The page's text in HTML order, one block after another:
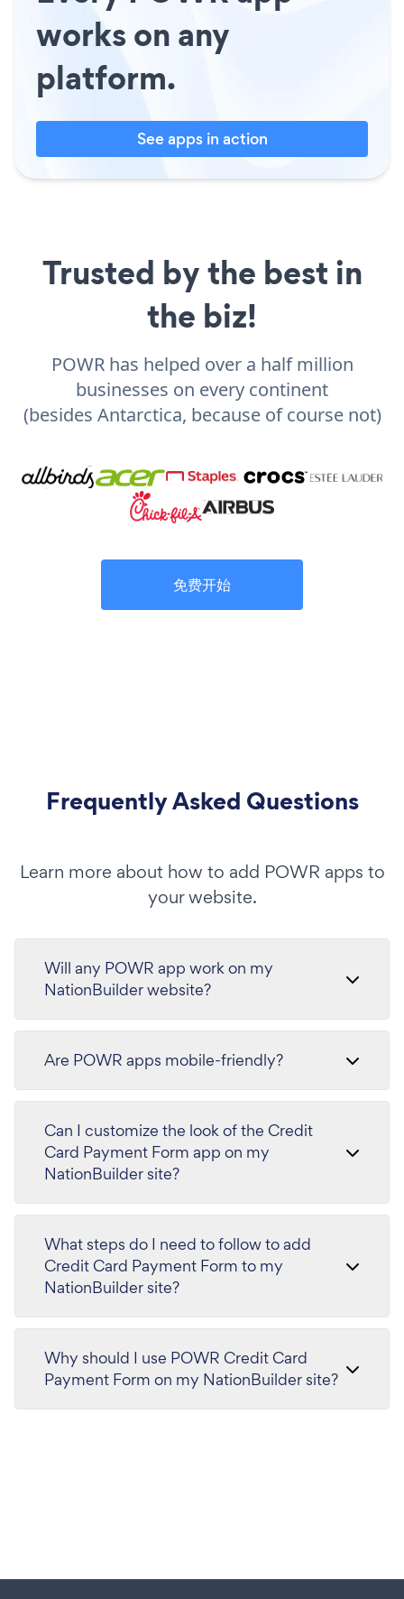
works on any
platform.
See apps in action
Trusted by the best in
the biz!
POWR has helped over a half million
businesses on every continent
(besides Antarctica, because of course not)
免费开始
Frequently Asked Questions
Learn more about how to add POWR apps to
your website.
Will any POWR app work on my
NationBuilder website?
Are POWR apps mobile-friendly?
Can I customize the look of the Credit
Card Payment Form app on my
NationBuilder site?
What steps do I need to follow to add
Credit Card Payment Form to my
NationBuilder site?
Why should I use POWR Credit Card
Payment Form on my NationBuilder site?